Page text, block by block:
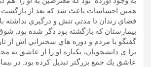
همين احساسات باعث شد كه بعد از بازگشت
فضاي زندان تا مدتي تنش و درگيري نداشته
بيمارستان كه بازگشته بود دگر شده بود.
گفتگو با مردم و دوره هاي سخنراني اش از
برا ي دانشجويان، يكباره او را از عاشق به
عاشق يك جمع بزرگتر تبديل كرده بود. در